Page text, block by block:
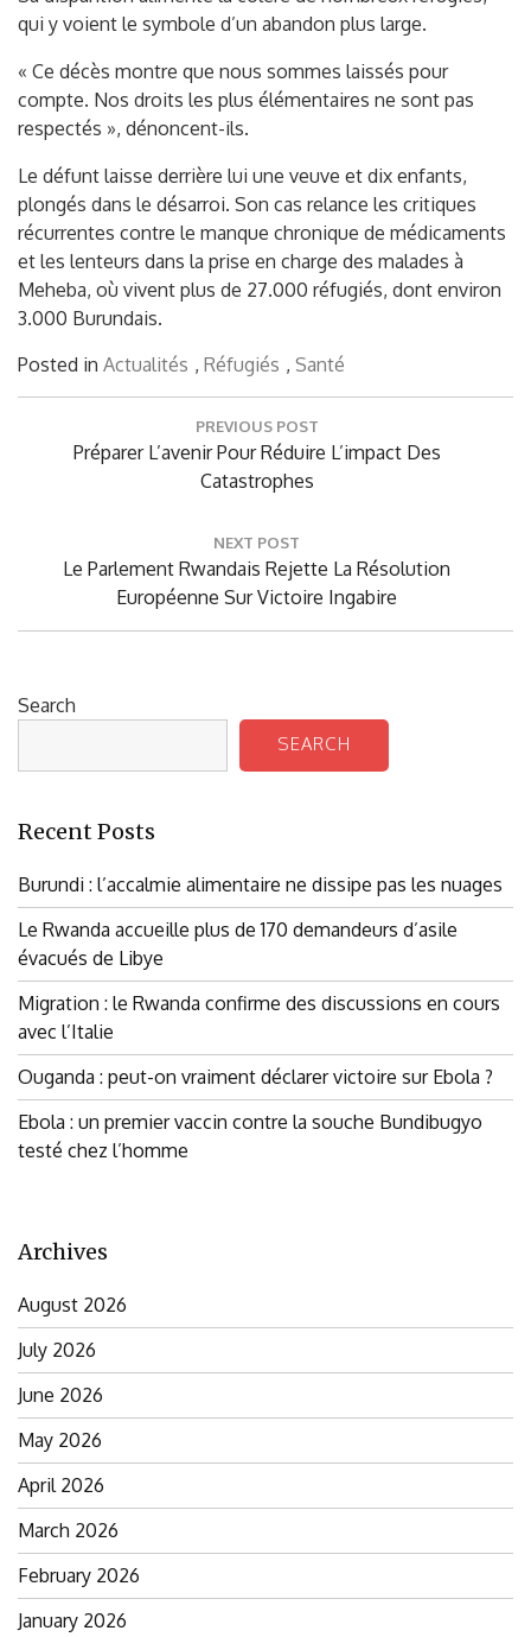
qui y voient le symbole d’un abandon plus large.
« Ce décès montre que nous sommes laissés pour
compte. Nos droits les plus élémentaires ne sont pas
respectés », dénoncent-ils.
Le défunt laisse derrière lui une veuve et dix enfants,
plongés dans le désarroi. Son cas relance les critiques
récurrentes contre le manque chronique de médicaments
et les lenteurs dans la prise en charge des malades à
Meheba, où vivent plus de 27.000 réfugiés, dont environ
3.000 Burundais.
Posted in Actualités , Réfugiés , Santé
PREVIOUS POST
Previous
Préparer L’avenir Pour Réduire L’impact Des
Catastrophes
NEXT POST
Next
Le Parlement Rwandais Rejette La Résolution
Européenne Sur Victoire Ingabire
Search
SEARCH
Recent Posts
Burundi : l’accalmie alimentaire ne dissipe pas les nuages
Le Rwanda accueille plus de 170 demandeurs d’asile
évacués de Libye
Migration : le Rwanda confirme des discussions en cours
avec l’Italie
Ouganda : peut-on vraiment déclarer victoire sur Ebola ?
Ebola : un premier vaccin contre la souche Bundibugyo
testé chez l’homme
Archives
August 2026
July 2026
June 2026
May 2026
April 2026
March 2026
February 2026
January 2026